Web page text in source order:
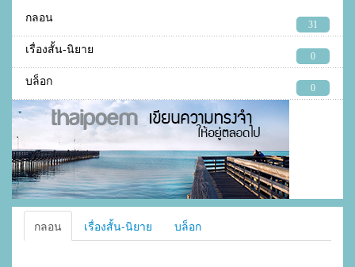
กลอน
31
เรื่องสั้น-นิยาย
0
บล็อก
0
กลอน เรื่องสั้น-นิยาย บล็อก